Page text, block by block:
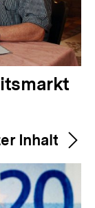
Inhalt